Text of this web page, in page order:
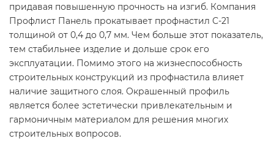
придавая повышенную прочность на изгиб. Компания
Профлист Панель прокатывает профнастил С-21
толщиной от 0,4 до 0,7 мм. Чем больше этот показатель,
тем стабильнее изделие и дольше срок его
эксплуатации. Помимо этого на жизнеспособность
строительных конструкций из профнастила влияет
наличие защитного слоя. Окрашенный профиль
является более эстетически привлекательным и
гармоничным материалом для решения многих
строительных вопросов.